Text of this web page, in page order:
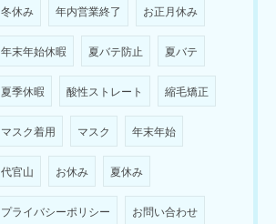
冬休み 年内営業終了 お正月休み
年末年始休暇 夏バテ防止 夏バテ
夏季休暇 酸性ストレート 縮毛矯正
マスク着用 マスク 年末年始
代官山 お休み 夏休み
プライバシーポリシー お問い合わせ